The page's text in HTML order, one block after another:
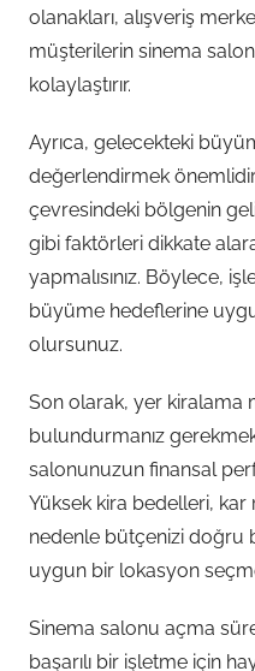
olanakları, alışveriş
müşterilerin sinema
kolaylaştırır.
Ayrıca, gelecekteki
değerlendirmek
çevresindeki bölgenin
gibi faktörleri dikkate
yapmalısınız. Böylece,
büyüme hedeflerine
olursunuz.
Son olarak, yer kiralama
bulundurmanız
salonunuzun finansal
Yüksek kira bedelleri, kar
nedenle bütçenizi doğru
uygun bir lokasyon
Sinema salonu açma
başarılı bir işletme için